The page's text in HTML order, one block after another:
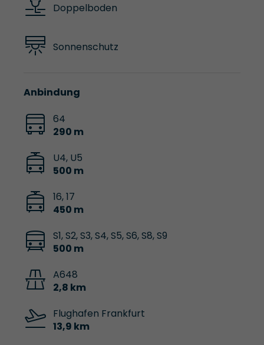
Doppelboden
Sonnenschutz
Anbindung
64
290 m
U4, U5
500 m
16, 17
450 m
S1, S2, S3, S4, S5, S6, S8, S9
500 m
A648
2,8 km
Flughafen Frankfurt
13,9 km